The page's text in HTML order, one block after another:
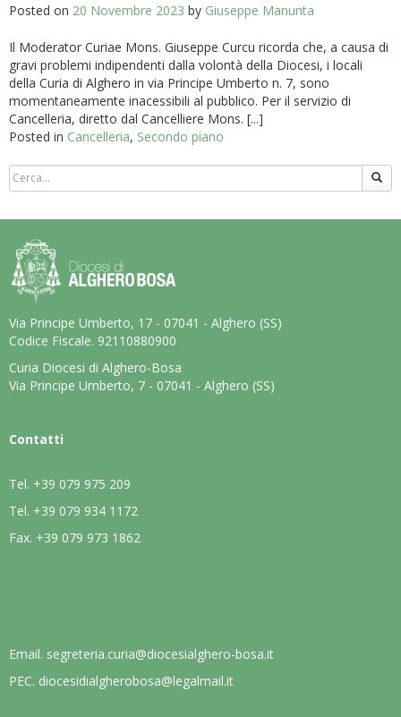
Posted on 20 Novembre 2023 by Giuseppe Manunta
Il Moderator Curiae Mons. Giuseppe Curcu ricorda che, a causa di
gravi problemi indipendenti dalla volontà della Diocesi, i locali
della Curia di Alghero in via Principe Umberto n. 7, sono
momentaneamente inacessibili al pubblico. Per il servizio di
Cancelleria, diretto dal Cancelliere Mons. [...]
Posted in Cancelleria, Secondo piano
Via Principe Umberto, 17 - 07041 - Alghero (SS)
Codice Fiscale. 92110880900
Curia Diocesi di Alghero-Bosa
Via Principe Umberto, 7 - 07041 - Alghero (SS)
Contatti
Tel. +39 079 975 209
Tel. +39 079 934 1172
Fax. +39 079 973 1862
Email. segreteria.curia@diocesialghero-bosa.it
PEC. diocesidialgherobosa@legalmail.it